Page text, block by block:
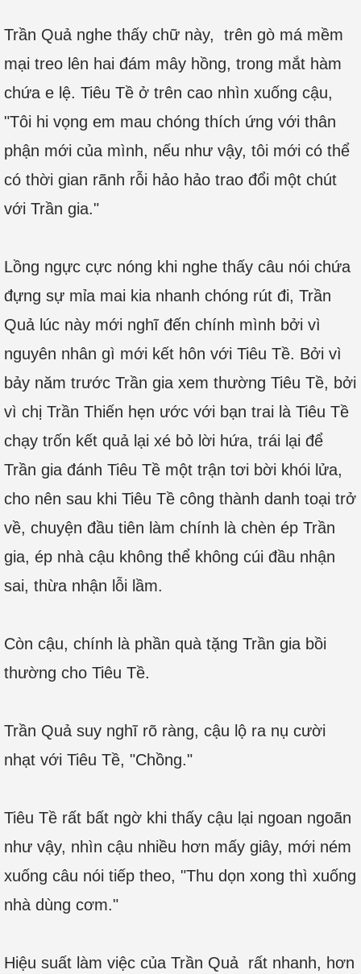
Trần Quả nghe thấy chữ này, trên gò má mềm
mại treo lên hai đám mây hồng, trong mắt hàm
chứa e lệ. Tiêu Tề ở trên cao nhìn xuống cậu,
"Tôi hi vọng em mau chóng thích ứng với thân
phận mới của mình, nếu như vậy, tôi mới có thể
có thời gian rãnh rỗi hảo hảo trao đổi một chút
với Trần gia."
Lồng ngực cực nóng khi nghe thấy câu nói chứa
đựng sự mỉa mai kia nhanh chóng rút đi, Trần
Quả lúc này mới nghĩ đến chính mình bởi vì
nguyên nhân gì mới kết hôn với Tiêu Tề. Bởi vì
bảy năm trước Trần gia xem thường Tiêu Tề, bởi
vì chị Trần Thiến hẹn ước với bạn trai là Tiêu Tề
chạy trốn kết quả lại xé bỏ lời hứa, trái lại để
Trần gia đánh Tiêu Tề một trận tơi bời khói lửa,
cho nên sau khi Tiêu Tề công thành danh toại trở
về, chuyện đầu tiên làm chính là chèn ép Trần
gia, ép nhà cậu không thể không cúi đầu nhận
sai, thừa nhận lỗi lầm.
Còn cậu, chính là phần quà tặng Trần gia bồi
thường cho Tiêu Tề.
Trần Quả suy nghĩ rõ ràng, cậu lộ ra nụ cười
nhạt với Tiêu Tề, "Chồng."
Tiêu Tề rất bất ngờ khi thấy cậu lại ngoan ngoãn
như vậy, nhìn cậu nhiều hơn mấy giây, mới ném
xuống câu nói tiếp theo, "Thu dọn xong thì xuống
nhà dùng cơm."
Hiệu suất làm việc của Trần Quả rất nhanh, hơn